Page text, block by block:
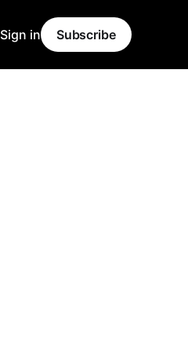
Sign in Subscribe